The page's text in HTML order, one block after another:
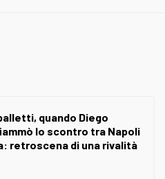
quando Diego
lo scontro tra Napoli
retroscena di una rivalità